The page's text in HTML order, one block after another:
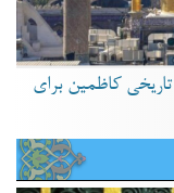
کاظمین برای